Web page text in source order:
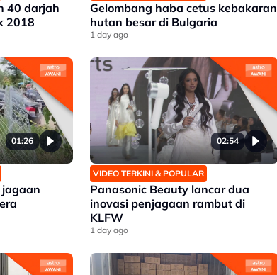
40 darjah
2018
Gelombang haba cetus kebakaran
hutan besar di Bulgaria
1 day ago
01:26 02:54
VIDEO TERKINI & POPULAR
Panasonic Beauty lancar dua
inovasi penjagaan rambut di
KLFW
1 day ago